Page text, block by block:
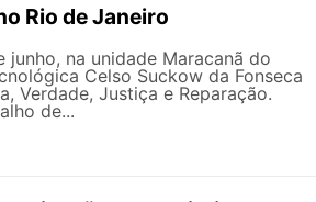
Rio de Janeiro
junho, na unidade Maracanã do
Celso Suckow da Fonseca
Verdade, Justiça e Reparação.
de...